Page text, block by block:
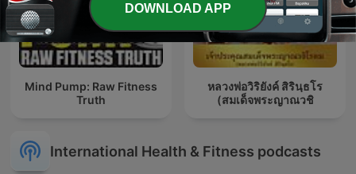
Mind Pump: Raw Fitness
Truth
หลวงพ่อวิริยังค์ สิรินฺธโร
(สมเด็จพระญาณวชิ
International Health & Fitness podcasts
DOWNLOAD APP